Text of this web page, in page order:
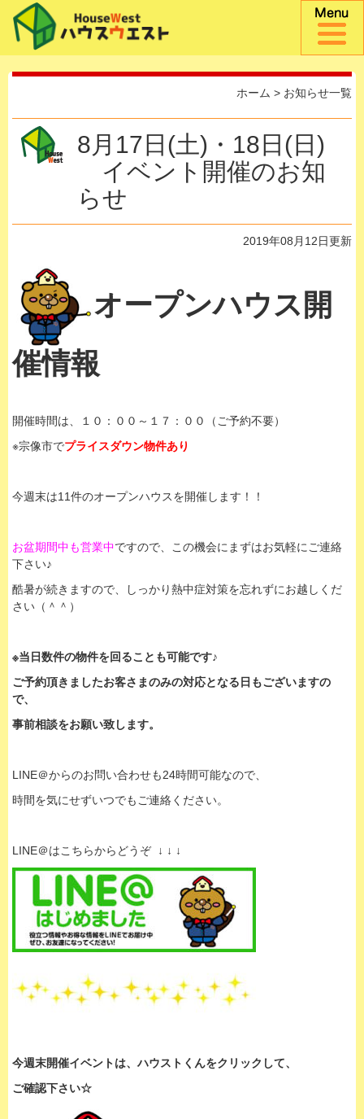
ホーム > お知らせ一覧
8月17日(土)・18日(日)
イベント開催のお知
らせ
2019年08月12日更新
オープンハウス開
催情報
開催時間は、１０：００～１７：００（ご予約不要）
※宗像市でプライスダウン物件あり
今週末は11件のオープンハウスを開催します！！
お盆期間中も営業中ですので、この機会にまずはお気軽にご連絡
下さい♪
酷暑が続きますので、しっかり熱中症対策を忘れずにお越しくだ
さい（＾＾）
※当日数件の物件を回ることも可能です♪
ご予約頂きましたお客さまのみの対応となる日もございますの
で、
事前相談をお願い致します。
LINE＠からのお問い合わせも24時間可能なので、
時間を気にせずいつでもご連絡ください。
LINE＠はこちらからどうぞ ↓ ↓ ↓
今週末開催イベントは、ハウストくんをクリックして、
ご確認下さい☆